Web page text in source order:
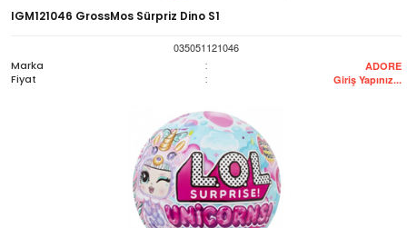
IGM121046 GrossMos Sürpriz Dino S1
035051121046
Marka
: ADORE
Fiyat : Giriş Yapınız...